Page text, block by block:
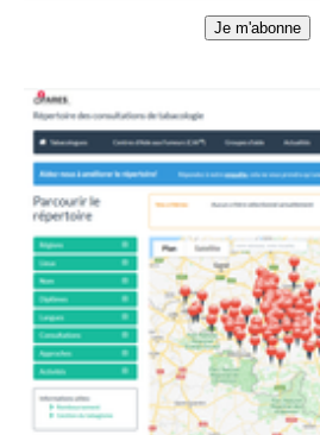
Je m'abonne